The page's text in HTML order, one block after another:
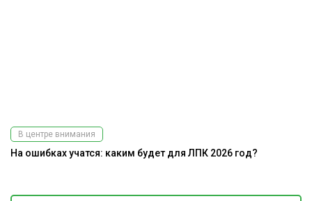
В центре внимания
На ошибках учатся: каким будет для ЛПК 2026 год?